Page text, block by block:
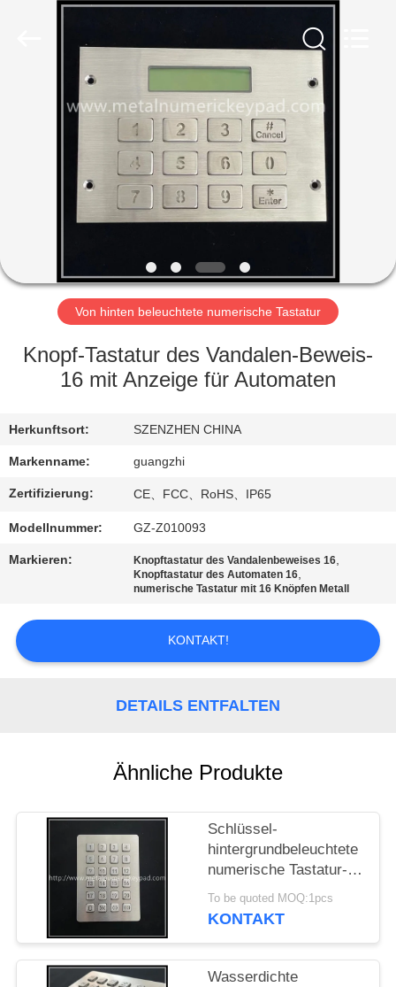
PRODUKTE
FABRIK-
AUSFLUG
QUALITÄTSKONTROLLE
TRETEN
SIE
MIT
UNS
VERBINDUNG
FORDERN
SIE
PRIVACY
POLICY
Von hinten beleuchtete numerische Tastatur
Knopf-Tastatur des Vandalen-Beweis-
16 mit Anzeige für Automaten
Herkunftsort: SZENZHEN CHINA
Markenname: guangzhi
Zertifizierung: CE、FCC、RoHS、IP65
Modellnummer: GZ-Z010093
Markieren: Knopftastatur des Vandalenbeweises 16,
Knopftastatur des Automaten 16,
numerische Tastatur mit 16 Knöpfen Metall
KONTAKT!
DETAILS ENTFALTEN
Ähnliche Produkte
Schlüssel-
hintergrundbeleuchtete
numerische Tastatur-
Zugriffskontroll-Digital-
Metalltastatur ODM 24
To be quoted MOQ:1pcs
KONTAKT
Wasserdichte